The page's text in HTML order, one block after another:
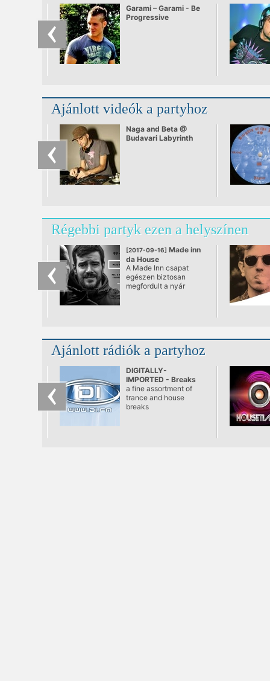
Garami – Garami - Be
Progressive
Ajánlott videók a partyhoz
Naga and Beta @
Budavari Labyrinth
Régebbi partyk ezen a helyszínen
[2017-09-16] Made inn
da House
@ Pontoon
A Made Inn csapat
egészen biztosan
megfordult a nyár
Ajánlott rádiók a partyhoz
DIGITALLY-
IMPORTED - Breaks
a fine assortment of
trance and house
breaks